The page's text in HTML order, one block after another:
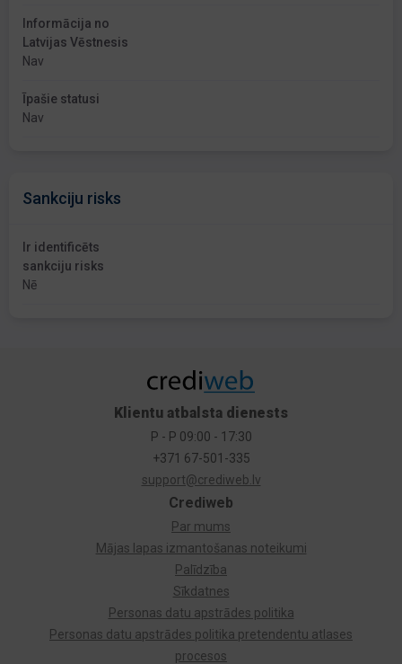
Informācija no
Latvijas Vēstnesis
Nav
Īpašie statusi
Nav
Sankciju risks
Ir identificēts
sankciju risks
Nē
Crediweb
Par mums
Mājas lapas izmantošanas noteikumi
Palīdzība
Sīkdatnes
Personas datu apstrādes politika
Personas datu apstrādes politika pretendentu atlases
procesos
Klientu atbalsta dienests
P - P 09:00 - 17:30
+371 67-501-335
support@crediweb.lv